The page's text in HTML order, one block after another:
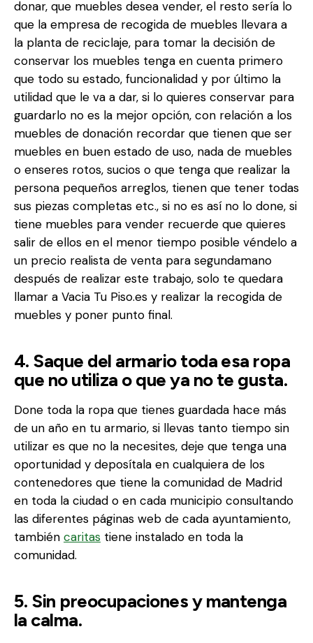
donar, que muebles desea vender, el resto sería lo
que la empresa de recogida de muebles llevara a
la planta de reciclaje, para tomar la decisión de
conservar los muebles tenga en cuenta primero
que todo su estado, funcionalidad y por último la
utilidad que le va a dar, si lo quieres conservar para
guardarlo no es la mejor opción, con relación a los
muebles de donación recordar que tienen que ser
muebles en buen estado de uso, nada de muebles
o enseres rotos, sucios o que tenga que realizar la
persona pequeños arreglos, tienen que tener todas
sus piezas completas etc., si no es así no lo done, si
tiene muebles para vender recuerde que quieres
salir de ellos en el menor tiempo posible véndelo a
un precio realista de venta para segundamano
después de realizar este trabajo, solo te quedara
llamar a Vacia Tu Piso.es y realizar la recogida de
muebles y poner punto final.
4. Saque del armario toda esa ropa
que no utiliza o que ya no te gusta.
Done toda la ropa que tienes guardada hace más
de un año en tu armario, si llevas tanto tiempo sin
utilizar es que no la necesites, deje que tenga una
oportunidad y deposítala en cualquiera de los
contenedores que tiene la comunidad de Madrid
en toda la ciudad o en cada municipio consultando
las diferentes páginas web de cada ayuntamiento,
también caritas tiene instalado en toda la
comunidad.
5. Sin preocupaciones y mantenga
la calma.